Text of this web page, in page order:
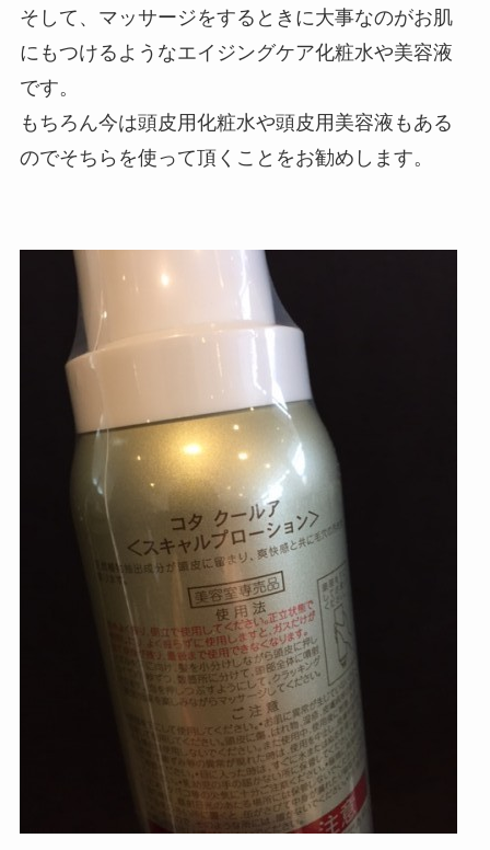
そして、マッサージをするときに大事なのがお肌
にもつけるようなエイジングケア化粧水や美容液
です。
もちろん今は頭皮用化粧水や頭皮用美容液もある
のでそちらを使って頂くことをお勧めします。